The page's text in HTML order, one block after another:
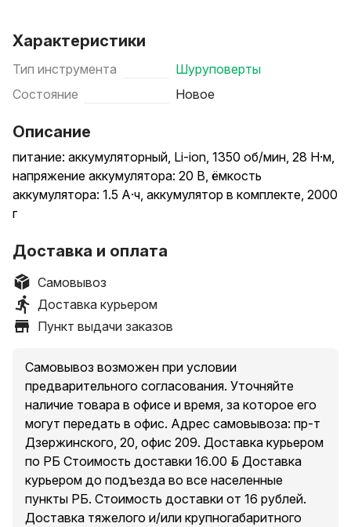
Характеристики
Тип инструмента
Шуруповерты
Состояние
Новое
Описание
питание: аккумуляторный, Li-ion, 1350 об/мин, 28 Н·м,
напряжение аккумулятора: 20 В, ёмкость
аккумулятора: 1.5 А·ч, аккумулятор в комплекте, 2000
г
Доставка и оплата
Самовывоз
Доставка курьером
Пункт выдачи заказов
Самовывоз возможен при условии
предварительного согласования. Уточняйте
наличие товара в офисе и время, за которое его
могут передать в офис. Адрес самовывоза: пр-т
Дзержинского, 20, офис 209. Доставка курьером
по РБ Стоимость доставки 16.00 руб. Доставка
курьером до подъезда во все населенные
пункты РБ. Стоимость доставки от 16 рублей.
Доставка тяжелого и/или крупногабаритного